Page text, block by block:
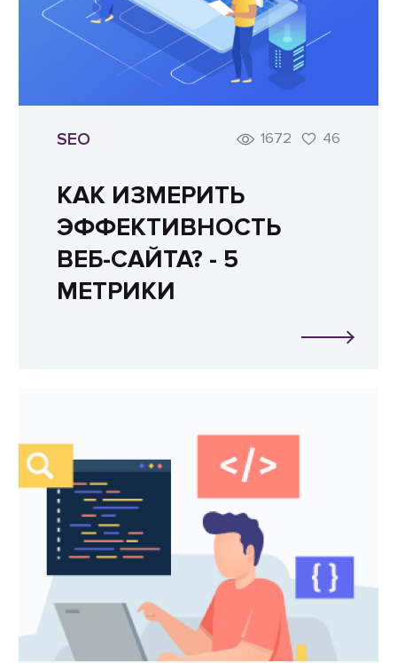
SEO 1672 46
КАК ИЗМЕРИТЬ
ЭФФЕКТИВНОСТЬ
ВЕБ-САЙТА? - 5
МЕТРИКИ